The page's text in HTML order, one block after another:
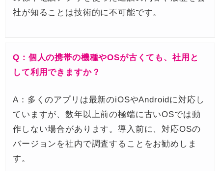
社が知ることは技術的に不可能です。
Q：個人の携帯の機種やOSが古くても、社用と
して利用できますか？
A：多くのアプリは最新のiOSやAndroidに対応し
ていますが、数年以上前の極端に古いOSでは動
作しない場合があります。導入前に、対応OSの
バージョンを社内で調査することをお勧めしま
す。